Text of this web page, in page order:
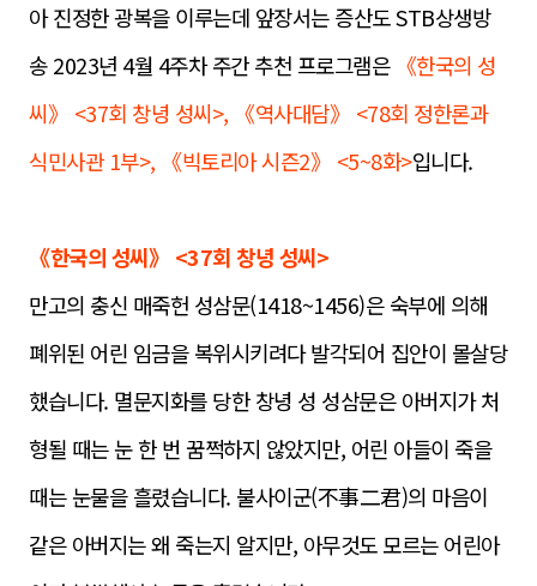
아 진정한 광복을 이루는데 앞장서는 증산도 STB상생방
송 2023년 4월 4주차 주간 추천 프로그램은 《한국의 성
씨》 <37회 창녕 성씨>, 《역사대담》 <78회 정한론과
식민사관 1부>, 《빅토리아 시즌2》 <5~8화>입니다.
《한국의 성씨》 <37회 창녕 성씨>
만고의 충신 매죽헌 성삼문(1418~1456)은 숙부에 의해
폐위된 어린 임금을 복위시키려다 발각되어 집안이 몰살당
했습니다. 멸문지화를 당한 창녕 성 성삼문은 아버지가 처
형될 때는 눈 한 번 꿈쩍하지 않았지만, 어린 아들이 죽을
때는 눈물을 흘렸습니다. 불사이군(不事二君)의 마음이
같은 아버지는 왜 죽는지 알지만, 아무것도 모르는 어린아